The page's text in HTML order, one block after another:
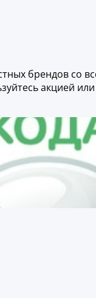
брендов со
акцией